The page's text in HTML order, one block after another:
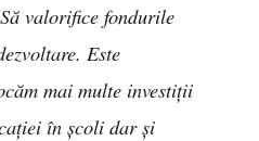
valorifice fondurile
Este
mai multe investiții
în școli dar și